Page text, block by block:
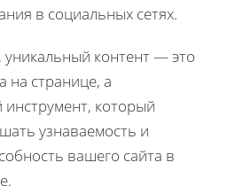
в социальных сетях.
контент — это
на странице, а
инструмент, который
узнаваемость и
вашего сайта в